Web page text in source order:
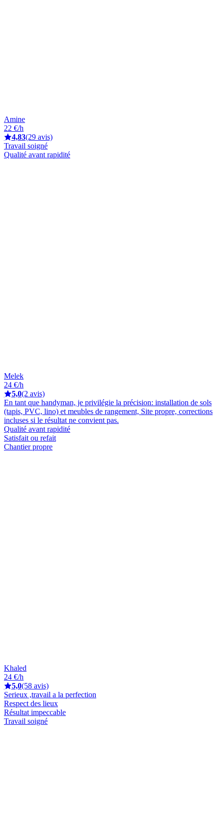
Amine
22 €/h
4,83(29 avis)
Travail soigné
Qualité avant rapidité
Melek
24 €/h
5,0(2 avis)
En tant que handyman, je privilégie la précision: installation de sols
(tapis, PVC, lino) et meubles de rangement, Site propre, corrections
incluses si le résultat ne convient pas.
Qualité avant rapidité
Satisfait ou refait
Chantier propre
Khaled
24 €/h
5,0(58 avis)
Serieux ,travail a la perfection
Respect des lieux
Résultat impeccable
Travail soigné